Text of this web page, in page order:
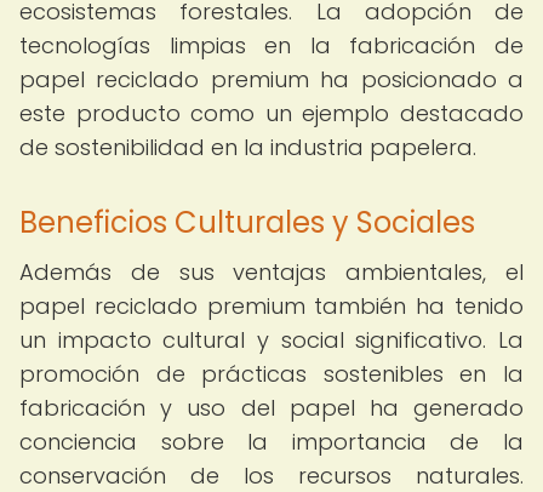
ecosistemas forestales. La adopción de
tecnologías limpias en la fabricación de
papel reciclado premium ha posicionado a
este producto como un ejemplo destacado
de sostenibilidad en la industria papelera.
Beneficios Culturales y Sociales
Además de sus ventajas ambientales, el
papel reciclado premium también ha tenido
un impacto cultural y social significativo. La
promoción de prácticas sostenibles en la
fabricación y uso del papel ha generado
conciencia sobre la importancia de la
conservación de los recursos naturales.